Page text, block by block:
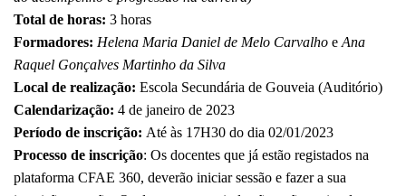
Total de horas: 3 horas
Formadores: Helena Maria Daniel de Melo Carvalho e Ana
Raquel Gonçalves Martinho da Silva
Local de realização: Escola Secundária de Gouveia (Auditório)
Calendarização: 4 de janeiro de 2023
Período de inscrição: Até às 17H30 do dia 02/01/2023
Processo de inscrição: Os docentes que já estão registados na
plataforma CFAE 360, deverão iniciar sessão e fazer a sua